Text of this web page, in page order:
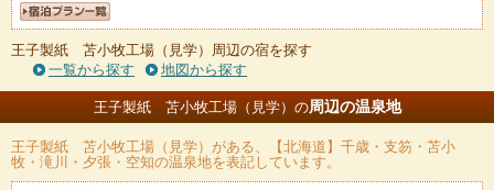
王子製紙 苫小牧工場（見学）周辺の宿を探す
一覧から探す
地図から探す
王子製紙 苫小牧工場（見学）の周辺の温泉地
王子製紙 苫小牧工場（見学） がある、【北海道】千歳・支笏・苫小
牧・滝川・夕張・空知の温泉地を表記しています。